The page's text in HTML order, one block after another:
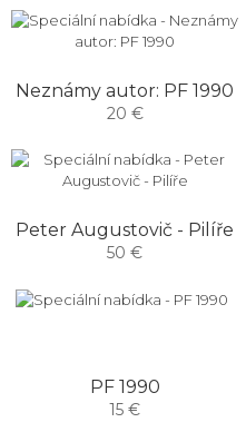
Neznámy autor: PF 1990
20 €
Peter Augustovič - Pilíře
50 €
PF 1990
15 €